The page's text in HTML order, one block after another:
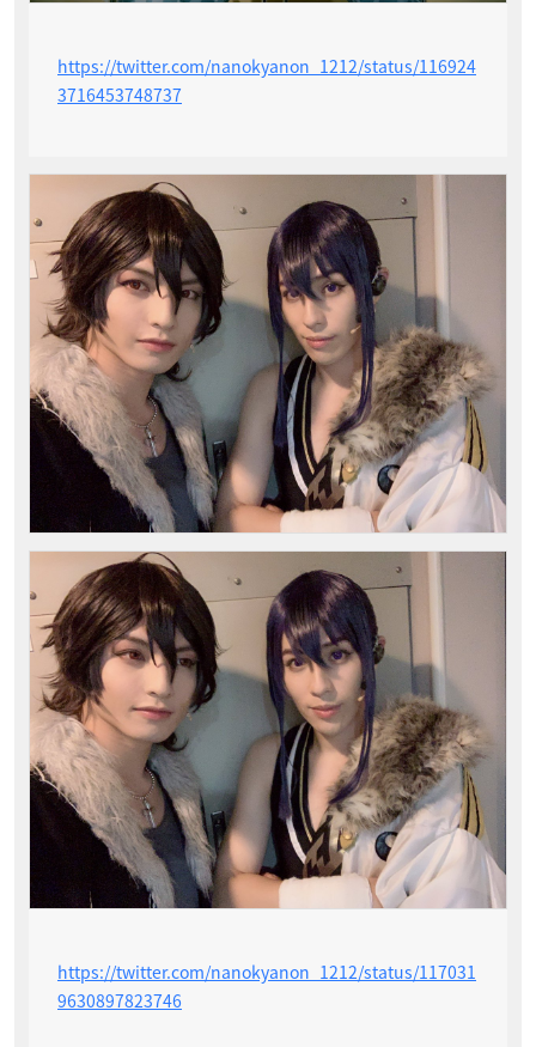
https://twitter.com/nanokyanon_1212/status/116924
3716453748737
https://twitter.com/nanokyanon_1212/status/117031
9630897823746